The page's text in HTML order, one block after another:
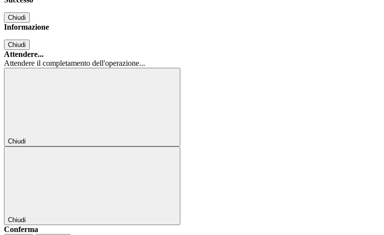
Chiudi
Informazione
Chiudi
Attendere...
Attendere il completamento dell'operazione...
Chiudi
Chiudi
Conferma